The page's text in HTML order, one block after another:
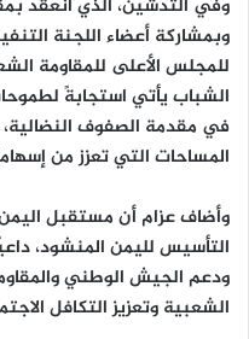
وفي التدشين، الذي انعقد
وبمشاركة أعضاء اللجنة
للمجلس الأعلى للمقاومة
الشباب يأتي استجابةً
في مقدمة الصفوف
المساحات التي تعزز من
وأضاف عزام أن مستقبل
التأسيس لليمن المنشود،
ودعم الجيش الوطني
الشعبية وتعزيز التكافل